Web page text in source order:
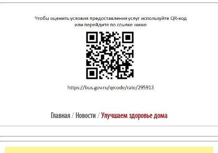
Главная/ Новости/Улучшаем здоровье дома